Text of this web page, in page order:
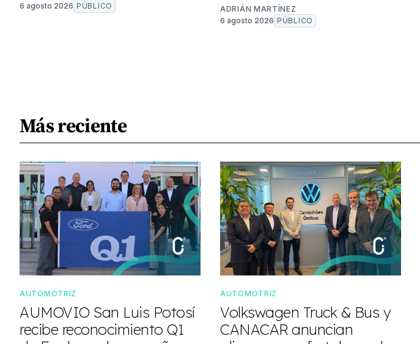
6 agosto 2026 PÚBLICO
ADRIÁN MARTÍNEZ
6 agosto 2026 PÚBLICO
Más reciente
AUTOMOTRIZ
AUMOVIO San Luis Potosí
recibe reconocimiento Q1
AUTOMOTRIZ
Volkswagen Truck & Bus y
CANACAR anuncian